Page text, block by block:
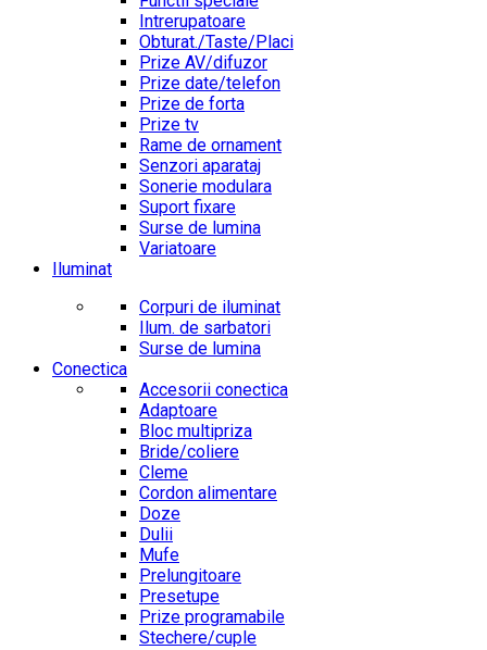
Intrerupatoare
Obturat./Taste/Placi
Prize AV/difuzor
Prize date/telefon
Prize de forta
Prize tv
Rame de ornament
Senzori aparataj
Sonerie modulara
Suport fixare
Surse de lumina
Variatoare
Iluminat
Corpuri de iluminat
Ilum. de sarbatori
Surse de lumina
Conectica
Accesorii conectica
Adaptoare
Bloc multipriza
Bride/coliere
Cleme
Cordon alimentare
Doze
Dulii
Mufe
Prelungitoare
Presetupe
Prize programabile
Stechere/cuple